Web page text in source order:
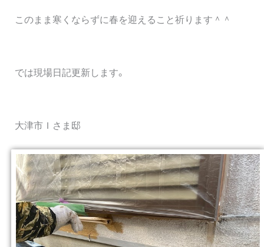
このまま寒くならずに春を迎えること祈ります＾＾
では現場日記更新します。
大津市Ｉさま邸